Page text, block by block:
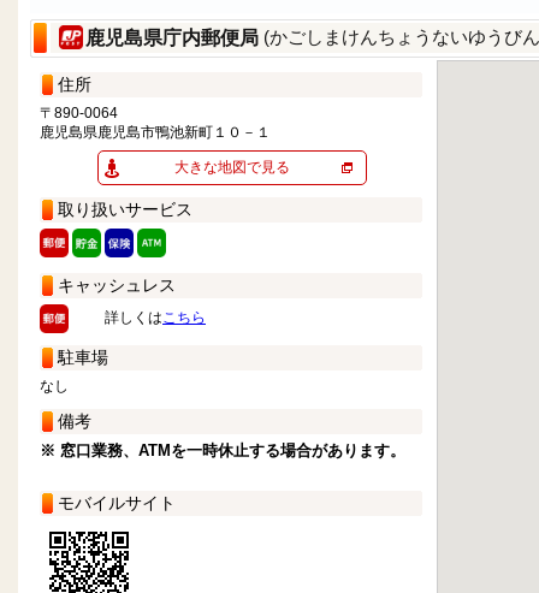
鹿児島県庁内郵便局 (かごしまけんちょうないゆうび
住所
〒890-0064
鹿児島県鹿児島市鴨池新町１０－１
大きな地図で見る
取り扱いサービス
キャッシュレス
詳しくはこちら
駐車場
なし
備考
※ 窓口業務、ATMを一時休止する場合があります。
モバイルサイト